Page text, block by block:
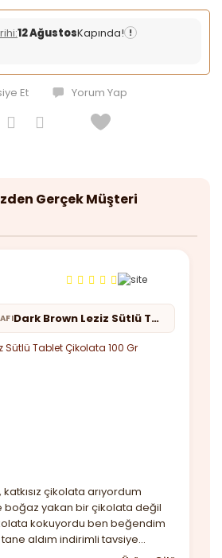
12 AğustosKapında! !
Et Yorum Yap
Gerçek Müşteri
Dark Brown Leziz Sütlü Tablet Çikolata 100 Gr
çikolata arıyordum
boğaz yakan bir çikolata değil
kokuyordu ben beğendim
aldım indirimli tavsiye